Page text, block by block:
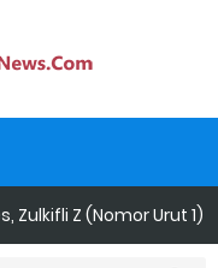
Zulkifli Z (Nomor Urut 1)